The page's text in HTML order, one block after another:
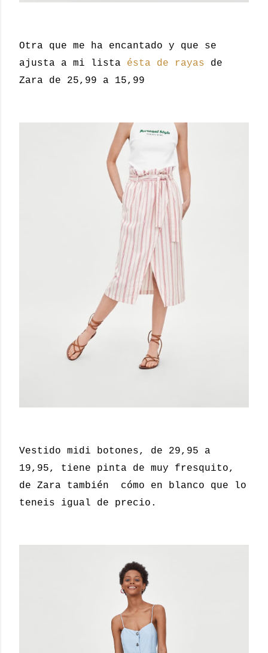
Otra que me ha encantado y que se
ajusta a mi lista ésta de rayas de
Zara de 25,99 a 15,99
Vestido midi botones, de 29,95 a
19,95, tiene pinta de muy fresquito,
de Zara también cómo en blanco que lo
teneis igual de precio.